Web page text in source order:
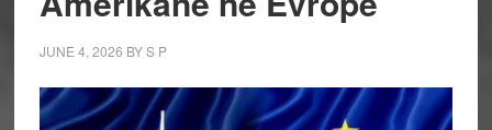
JUNE 4, 2026 BYS P